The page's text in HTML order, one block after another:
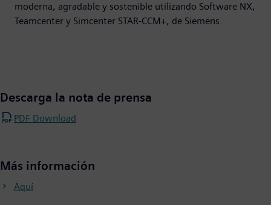
moderna, agradable y sostenible utilizando Software NX,
Teamcenter y Simcenter STAR-CCM+, de Siemens.
Descarga la nota de prensa
PDF Download
Más información
Aquí